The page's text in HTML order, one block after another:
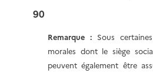
90
Remarque :Sous
morales dont le siège
peuvent également être